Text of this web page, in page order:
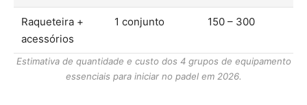
Raqueteira +
acessórios
1 conjunto 150 – 300
Estimativa de quantidade e custo dos 4 grupos de equipamento
essenciais para iniciar no padel em 2026.